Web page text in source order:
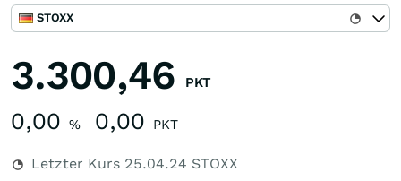
STOXX
3.300,46 PKT
0,00 % 0,00 PKT
Letzter Kurs 25.04.24 STOXX